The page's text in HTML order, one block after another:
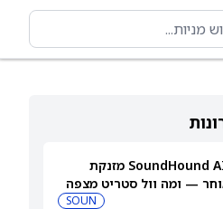
למה מניית SoundHound AI מזנקת
— ומה וול סטריט מצפה
SOUN